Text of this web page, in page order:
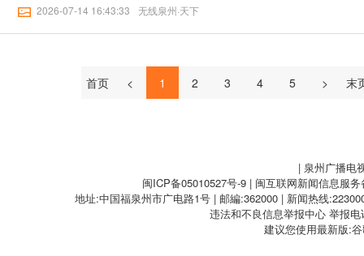
2026-07-14 16:43:33 无线泉州·天下
首页 < 1 2 3 4 5 > 末
| 泉州广播电
闽ICP备05010527号-9 | 闽互联网新闻信息服
地址:中国福泉州市广电路1号 | 邮編:362000 | 新闻热线
违法和不良信息举报中心 举报电
建议您使用最新版: